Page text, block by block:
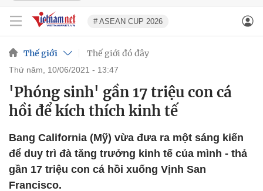
# ASEAN CUP 2026
Thế giới Thế giới đó đây
thứ năm, 10/06/2021 - 13:47
'Phóng sinh' gần 17 triệu con cá
hồi để kích thích kinh tế
Bang California (Mỹ) vừa đưa ra một sáng kiến
để duy trì đà tăng trưởng kinh tế của mình - thả
gần 17 triệu con cá hồi xuống Vịnh San
Francisco.